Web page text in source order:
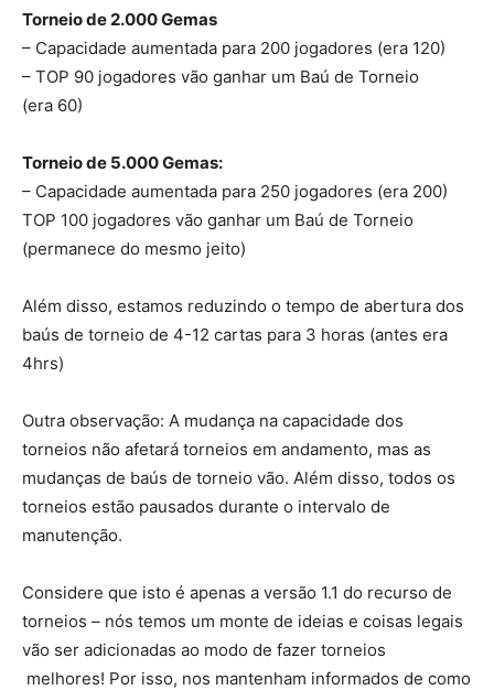
Torneio de 2.000 Gemas
– Capacidade aumentada para 200 jogadores (era 120)
– TOP 90 jogadores vão ganhar um Baú de Torneio
(era 60)
Torneio de 5.000 Gemas:
– Capacidade aumentada para 250 jogadores (era 200)
TOP 100 jogadores vão ganhar um Baú de Torneio
(permanece do mesmo jeito)
Além disso, estamos reduzindo o tempo de abertura dos
baús de torneio de 4-12 cartas para 3 horas (antes era
4hrs)
Outra observação: A mudança na capacidade dos
torneios não afetará torneios em andamento, mas as
mudanças de baús de torneio vão. Além disso, todos os
torneios estão pausados durante o intervalo de
manutenção.
Considere que isto é apenas a versão 1.1 do recurso de
torneios – nós temos um monte de ideias e coisas legais
vão ser adicionadas ao modo de fazer torneios
melhores! Por isso, nos mantenham informados de como